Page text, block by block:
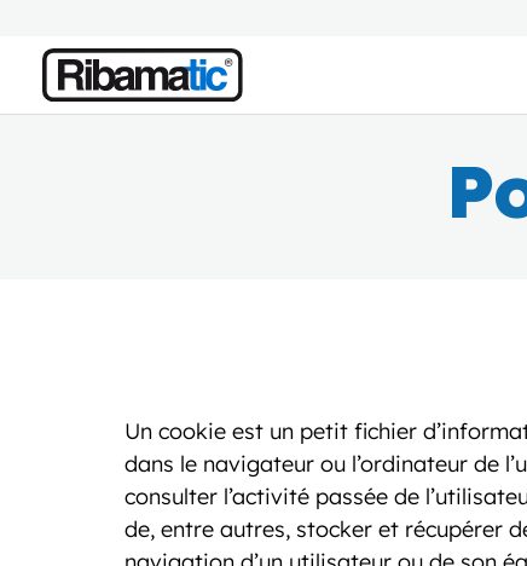
Un cookie est un petit fichier
dans le navigateur ou l’ordinateur de
consulter l’activité passée de
de, entre autres, stocker et récupérer